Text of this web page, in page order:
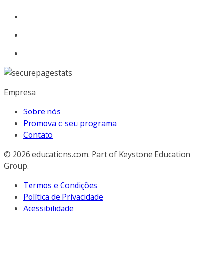
Empresa
Sobre nós
Promova o seu programa
Contato
© 2026 educations.com. Part of Keystone Education
Group.
Termos e Condições
Política de Privacidade
Acessibilidade